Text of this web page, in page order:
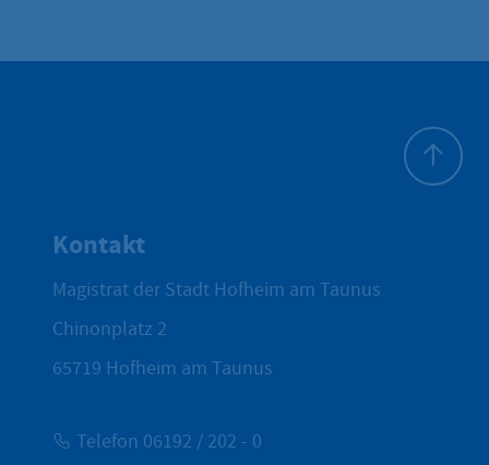
Kontakt
Magistrat der Stadt Hofheim am Taunus
Chinonplatz 2
65719 Hofheim am Taunus
Telefon 06192 / 202 - 0